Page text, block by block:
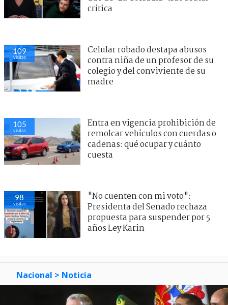
crítica
109
visitas
Celular robado destapa abusos
contra niña de un profesor de su
colegio y del conviviente de su
madre
105
visitas
Entra en vigencia prohibición de
remolcar vehículos con cuerdas o
cadenas: qué ocupar y cuánto
cuesta
98
visitas
"No cuenten con mi voto":
Presidenta del Senado rechaza
propuesta para suspender por 5
años Ley Karin
Nacional > Noticia